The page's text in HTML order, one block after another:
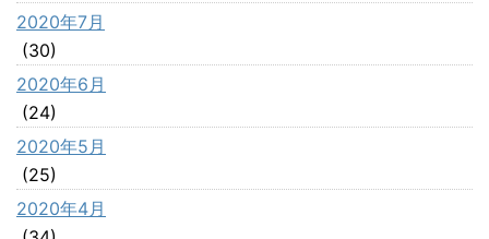
2020年7月
(30)
2020年6月
(24)
2020年5月
(25)
2020年4月